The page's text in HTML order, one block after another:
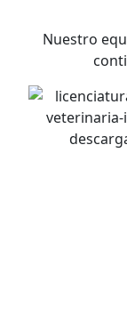
Nuestro